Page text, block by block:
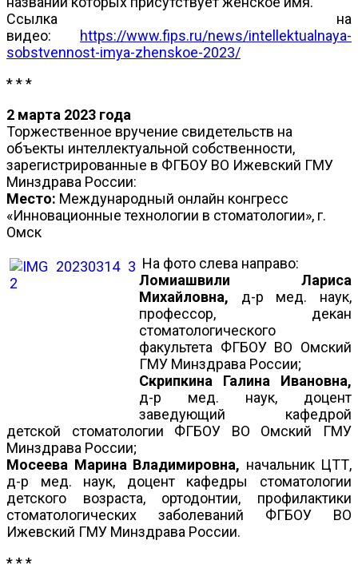
Ссылка на
видео: https://www.fips.ru/news/intellektualnaya-
sobstvennost-imya-zhenskoe-2023/
* * *
2 марта 2023 года
Торжественное вручение свидетельств на
объекты интеллектуальной собственности,
зарегистрированные в ФГБОУ ВО Ижевский ГМУ
Минздрава России:
Место: Международный онлайн конгресс
«Инновационные технологии в стоматологии», г.
Омск
На фото слева направо:
Ломиашвили Лариса
Михайловна, д-р мед. наук,
профессор, декан
стоматологического
факультета ФГБОУ ВО Омский
ГМУ Минздрава России;
Скрипкина Галина Ивановна,
д-р мед. наук, доцент
заведующий кафедрой
детской стоматологии ФГБОУ ВО Омский ГМУ
Минздрава России;
Мосеева Марина Владимировна, начальник ЦТТ,
д-р мед. наук, доцент кафедры стоматологии
детского возраста, ортодонтии, профилактики
стоматологических заболеваний ФГБОУ ВО
Ижевский ГМУ Минздрава России.
* * *